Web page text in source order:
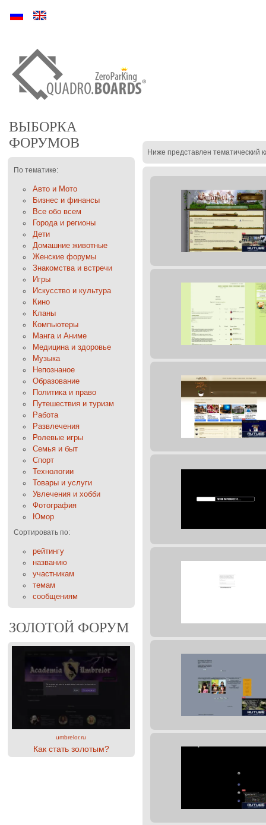
Ру En
ВЫБОРКА
ФОРУМОВ
По тематике:
Авто и Мото
Бизнес и финансы
Все обо всем
Города и регионы
Дети
Домашние животные
Женские форумы
Знакомства и встречи
Игры
Искусство и культура
Кино
Кланы
Компьютеры
Манга и Аниме
Медицина и здоровье
Музыка
Непознаное
Образование
Политика и право
Путешествия и туризм
Работа
Развлечения
Ролевые игры
Семья и быт
Спорт
Технологии
Товары и услуги
Увлечения и хобби
Фотография
Юмор
Сортировать по:
рейтингу
названию
участникам
темам
сообщениям
ЗОЛОТОЙ ФОРУМ
umbrelor.ru
Как стать золотым?
Ниже представлен тематический